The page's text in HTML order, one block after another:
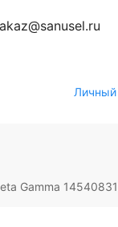
Личный
Gamma